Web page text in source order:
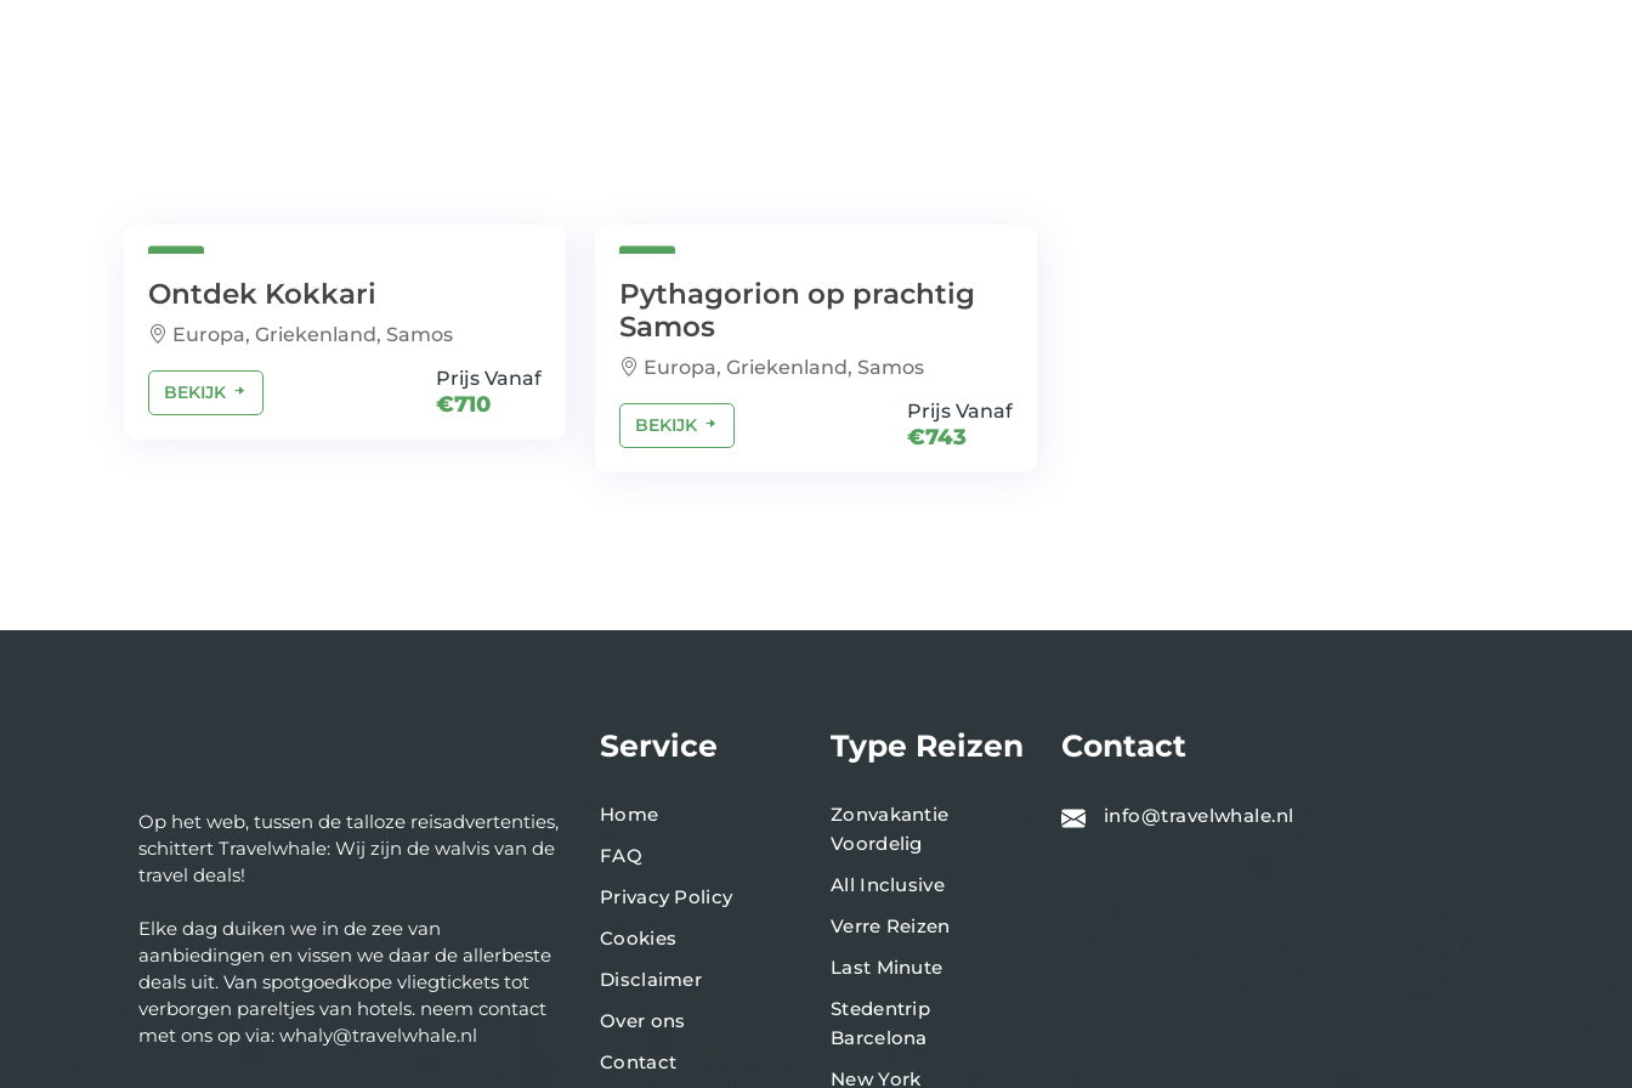
Ontdek Kokkari
Europa, Griekenland, Samos
BEKIJK
Prijs Vanaf
€710
Pythagorion op prachtig
Samos
Europa, Griekenland, Samos
BEKIJK
Prijs Vanaf
€743
Op het web, tussen de talloze reisadvertenties,
schittert Travelwhale: Wij zijn de walvis van de
travel deals!
Elke dag duiken we in de zee van
aanbiedingen en vissen we daar de allerbeste
deals uit. Van spotgoedkope vliegtickets tot
verborgen pareltjes van hotels. neem contact
met ons op via: whaly@travelwhale.nl
Service
Home
FAQ
Privacy Policy
Cookies
Disclaimer
Over ons
Contact
Type Reizen
Zonvakantie
Voordelig
All Inclusive
Verre Reizen
Last Minute
Stedentrip
Barcelona
New York
Contact
info@travelwhale.nl